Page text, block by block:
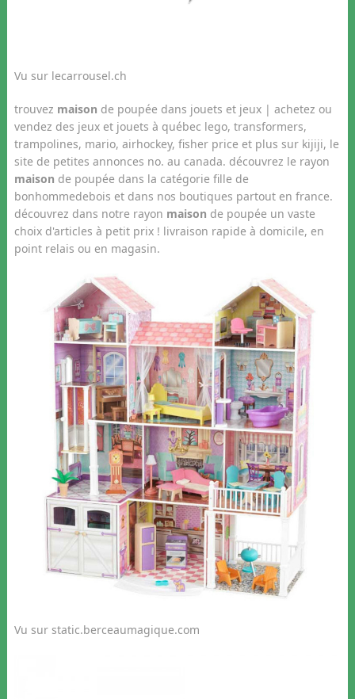
Vu sur lecarrousel.ch
trouvez maison de poupée dans jouets et jeux | achetez ou
vendez des jeux et jouets à québec lego, transformers,
trampolines, mario, airhockey, fisher price et plus sur kijiji, le
site de petites annonces no. au canada. découvrez le rayon
maison de poupée dans la catégorie fille de
bonhommedebois et dans nos boutiques partout en france.
découvrez dans notre rayon maison de poupée un vaste
choix d'articles à petit prix ! livraison rapide à domicile, en
point relais ou en magasin.
Vu sur static.berceaumagique.com